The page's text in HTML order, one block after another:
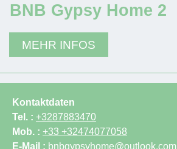
BNB Gypsy Home 2
MEHR INFOS
Kontaktdaten
Tel. : +3287883470
Mob. : +33 +32474077058
E-Mail : bnbgypsyhome@outlook.com